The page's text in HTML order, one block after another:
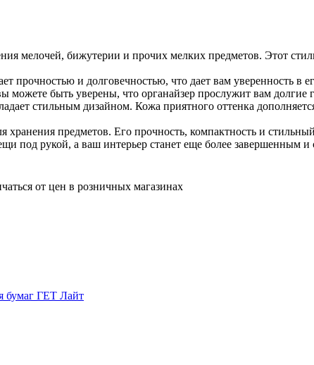
мелочей, бижутерии и прочих мелких предметов. Этот
прочностью и долговечностью, что дает вам уверенность
быть уверены, что органайзер прослужит вам долгие
стильным дизайном. Кожа приятного оттенка
предметов. Его прочность, компактность и
под рукой, а ваш интерьер станет еще более завершенным
от цен в розничных магазинах
бумаг ГЕТ Лайт